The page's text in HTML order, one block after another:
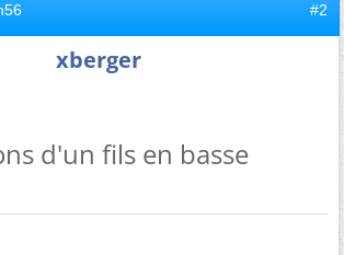
#2
xberger
d'un fils en basse